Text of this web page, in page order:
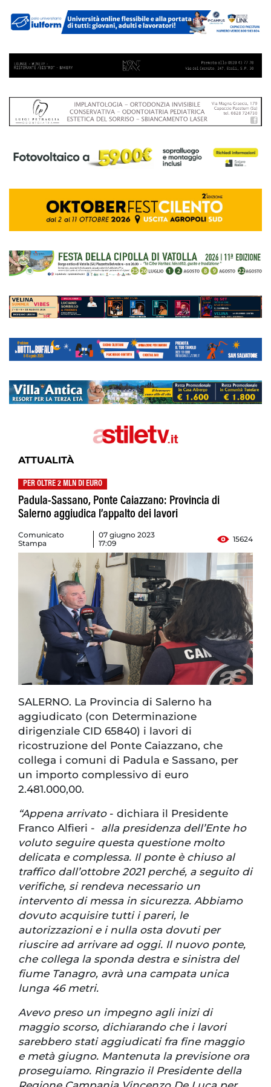
ATTUALITÀ
PER OLTRE 2 MLN DI EURO
Padula-Sassano, Ponte Caiazzano: Provincia di
Salerno aggiudica l’appalto dei lavori
Comunicato
Stampa
07 giugno 2023
17:09
15624
SALERNO. La Provincia di Salerno ha
aggiudicato (con Determinazione
dirigenziale CID 65840) i lavori di
ricostruzione del Ponte Caiazzano, che
collega i comuni di Padula e Sassano, per
un importo complessivo di euro
2.481.000,00.
“Appena arrivato - dichiara il Presidente
Franco Alfieri - alla presidenza dell’Ente ho
voluto seguire questa questione molto
delicata e complessa. Il ponte è chiuso al
traffico dall’ottobre 2021 perché, a seguito di
verifiche, si rendeva necessario un
intervento di messa in sicurezza. Abbiamo
dovuto acquisire tutti i pareri, le
autorizzazioni e i nulla osta dovuti per
riuscire ad arrivare ad oggi. Il nuovo ponte,
che collega la sponda destra e sinistra del
fiume Tanagro, avrà una campata unica
lunga 46 metri.
Avevo preso un impegno agli inizi di
maggio scorso, dichiarando che i lavori
sarebbero stati aggiudicati fra fine maggio
e metà giugno. Mantenuta la previsione ora
proseguiamo. Ringrazio il Presidente della